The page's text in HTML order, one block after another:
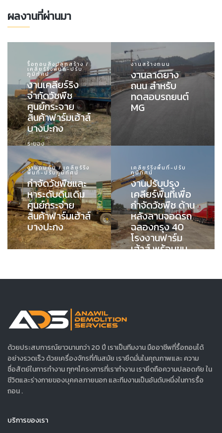
ผลงานที่ผ่านมา
รื้อถอนสิ่งปลูกสร้าง /
เคลียร์ริ่งพื้นที่-ปรับ
ภูมิทัศน์
งานเคลียร์ริง
จำกัดวัชพืช
ศูนย์กระจาย
สินค้าฟาร์มเฮ้าส์
บางปะกง
ระยอง
งานสร้างถนน
งานลาดยาง
ถนน สำหรับ
ทดสอบรถยนต์
MG
งานถมดิน / เคลียร์ริ่ง
พื้นที่-ปรับภูมิทัศน์
กำจัดวัชพืชและ
หาระดับดินเดิม
ศูนย์กระจำย
สินค้าฟาร์มเฮ้าส์
บางปะกง
เคลียร์ริ่งพื้นที่-ปรับ
ภูมิทัศน์
งานปรับปรุง
เคลียร์พื้นที่เพื่อ
กำจัดวัชพืช ด้าน
หลังลานจอดรถ
ฉลองกรุง 40
โรงงานฟาร์ม
เฮ้าส์ พร้อมขน
ด้วยประสบการณ์ยาวนานกว่า 20 ปี เราเป็นทีมงาน มืออาชีพที่รื้อถอนได้
อย่างรวดเร็ว ด้วยเครื่องจักรที่ทันสมัย เรายึดมั่นในคุณภาพและ ความ
ซื่อสัตย์ในการทำงาน ทุกๆโครงการที่เราทำงาน เรายึดถือความปลอดภัย ใน
ชีวิตและร่างกายของบุคคลภายนอก และทีมงานเป็นอันดับหนึ่งในการรื้อ
ถอน .
บริการของเรา